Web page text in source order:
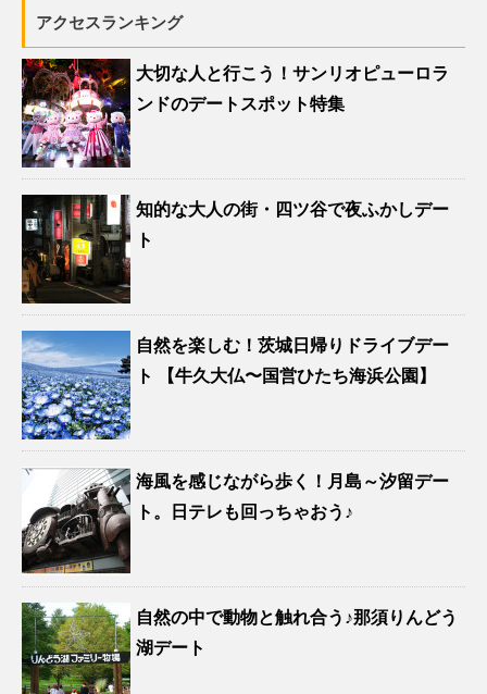
アクセスランキング
大切な人と行こう！サンリオピューロラ
ンドのデートスポット特集
知的な大人の街・四ツ谷で夜ふかしデー
ト
自然を楽しむ！茨城日帰りドライブデー
ト 【牛久大仏〜国営ひたち海浜公園】
海風を感じながら歩く！月島～汐留デー
ト。日テレも回っちゃおう♪
自然の中で動物と触れ合う♪那須りんどう
湖デート